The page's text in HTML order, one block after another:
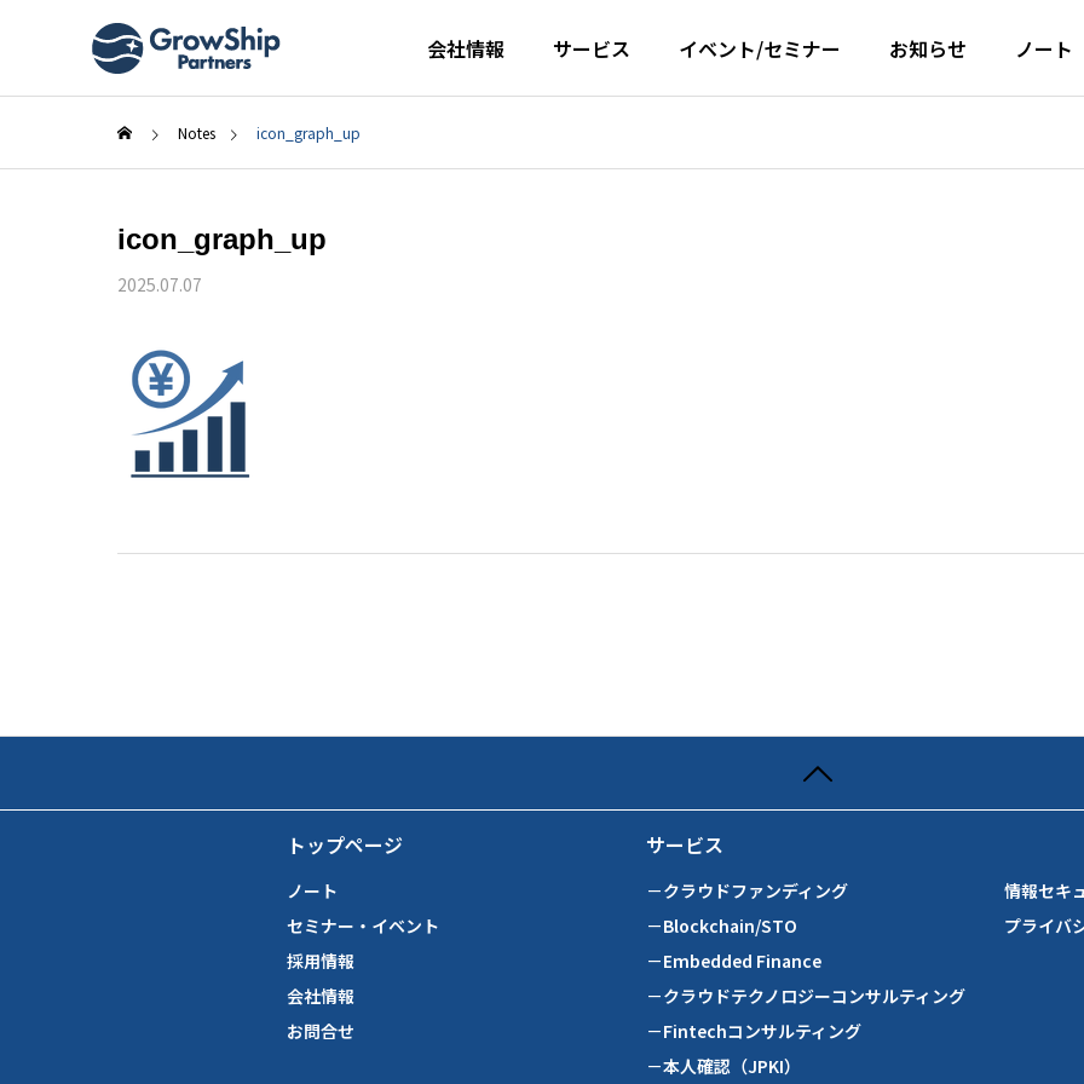
会社情報 サービス イベント/セミナー お知らせ ノート
Notes icon_graph_up
icon_graph_up
2025.07.07
トップページ
ノート
セミナー・イベント
採用情報
会社情報
お問合せ
サービス
－クラウドファンディング
－Blockchain/STO
－Embedded Finance
－クラウドテクノロジーコンサルティング
－Fintechコンサルティング
－本人確認（JPKI）
情報セキ
プライバ